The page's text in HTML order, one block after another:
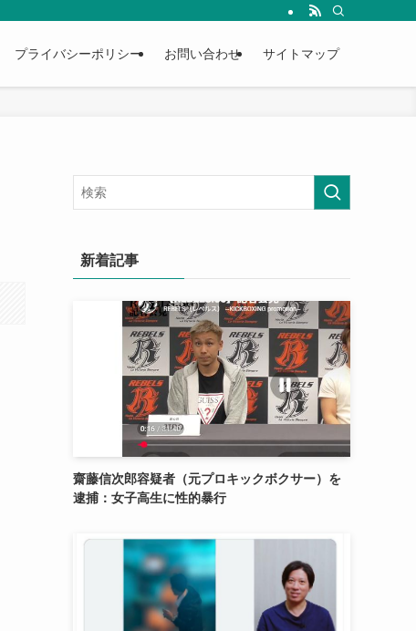
プライバシーポリシー お問い合わせ サイトマップ
新着記事
齋藤信次郎容疑者（元プロキックボクサー）を
逮捕：女子高生に性的暴行